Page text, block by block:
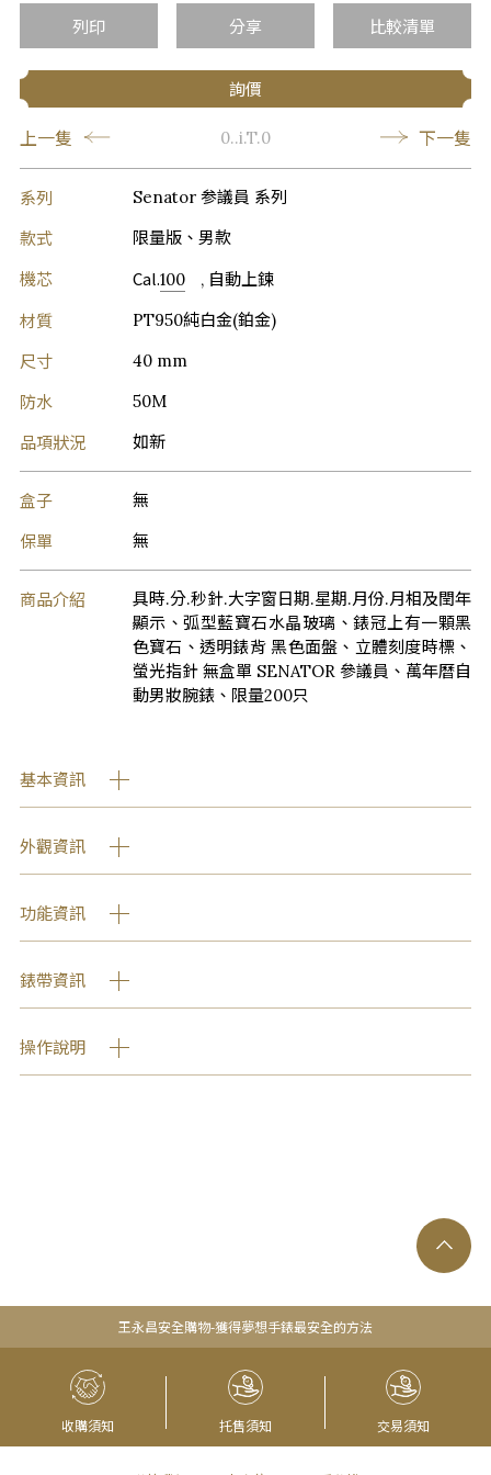
列印 分享 比較清單
詢價
上一隻 0..i.T.0 下一隻
系列 Senator 参議員 系列
款式 限量版、男款
機芯 Cal.100 , 自動上鍊
材質 PT950純白金(鉑金)
尺寸 40 mm
防水 50M
品項狀況 如新
盒子 無
保單 無
商品介紹
具時.分.秒針.大字窗日期.星期.月份.月相及閏年
顯示、弧型藍寶石水晶玻璃、錶冠上有一顆黑
色寶石、透明錶背 黑色面盤、立體刻度時標、
螢光指針 無盒單 SENATOR 參議員、萬年曆自
動男妝腕錶、限量200只
基本資訊
外觀資訊
功能資訊
錶帶資訊
操作說明
王永昌安全購物-獲得夢想手錶最安全的方法
收購須知 托售須知 交易須知